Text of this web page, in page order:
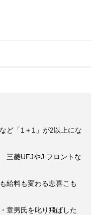
ど「1＋1」が2以上にな
三菱UFJやJ.フロントな
給料も変わる悲喜こも
章男氏を叱り飛ばした